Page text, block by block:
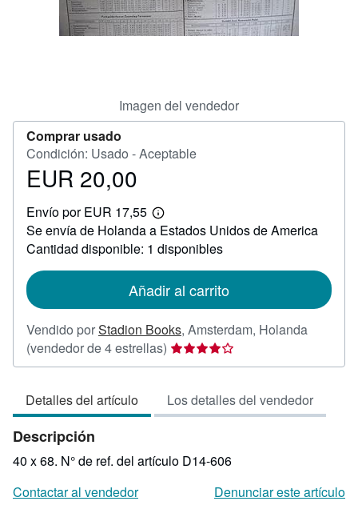
CERRAR
Imagen del vendedor
Comprar usado
Condición: Usado - Aceptable
Precio
20,00
EUR 20,00
Envío por EUR 17,55
Más
información
sobre
las
envío
Se envía de Holanda a Estados Unidos de America
Cantidad disponible: 1 disponibles
Añadir al carrito
Vendido porStadion Books, Amsterdam, Holanda
(vendedor de 4 estrellas) Calificación
del
4
de
estrellas
Detalles del artículo Los detalles del vendedor
Descripción
40 x 68. N° de ref. del artículo D14-606
Contactar al vendedor
Denunciar este artículo